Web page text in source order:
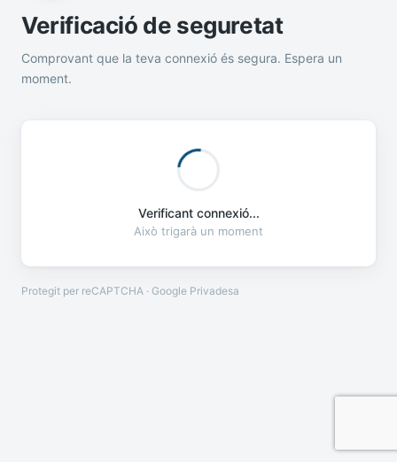
Verificació de seguretat
Comprovant que la teva connexió és segura. Espera un
moment.
Verificant connexió...
Això trigarà un moment
Protegit per reCAPTCHA · Google Privadesa